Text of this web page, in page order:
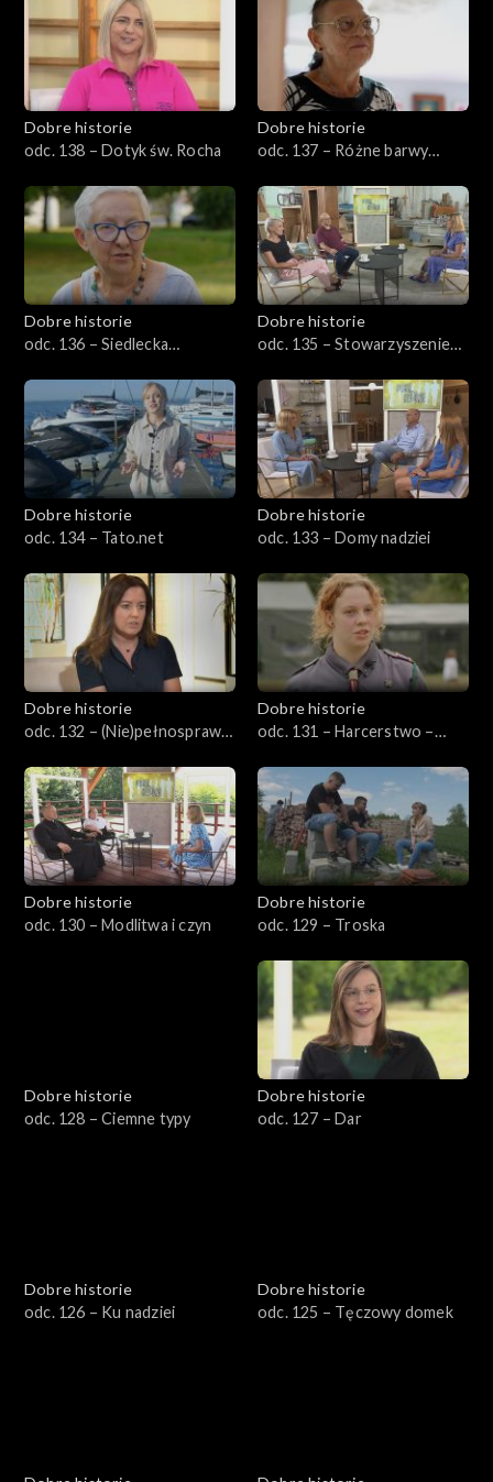
Dobre historie
odc. 138 – Dotyk św. Rocha
Dobre historie
odc. 137 – Różne barwy
Dobre historie
odc. 136 – Siedlecka
Dobre historie
odc. 135 – Stowarzyszenie
Dobre historie
odc. 134 – Tato.net
Dobre historie
odc. 133 – Domy nadziei
Dobre historie
odc. 132 – (Nie)pełnosprawni
Dobre historie
odc. 131 – Harcerstwo –
młodego człowieka
Dobre historie
odc. 130 – Modlitwa i czyn
Dobre historie
odc. 129 – Troska
Dobre historie
odc. 128 – Ciemne typy
Dobre historie
odc. 127 – Dar
Dobre historie
odc. 126 – Ku nadziei
Dobre historie
odc. 125 – Tęczowy domek